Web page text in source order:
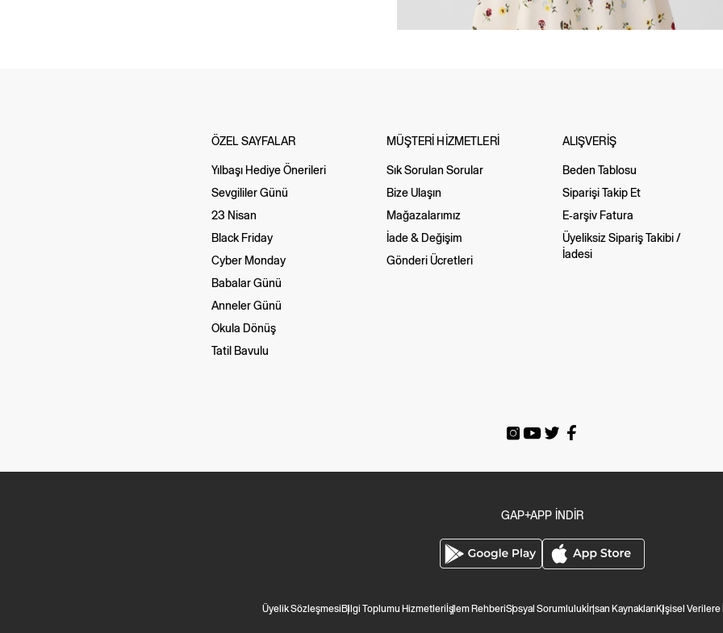
ÖZEL SAYFALAR
Yılbaşı Hediye Önerileri
Sevgililer Günü
23 Nisan
Black Friday
Cyber Monday
Babalar Günü
Anneler Günü
Okula Dönüş
Tatil Bavulu
MÜŞTERİ HİZMETLERİ
Sık Sorulan Sorular
Bize Ulaşın
Mağazalarımız
İade & Değişim
Gönderi Ücretleri
ALIŞVERİŞ
Beden Tablosu
Siparişi Takip Et
E-arşiv Fatura
Üyeliksiz Sipariş Takibi /
İadesi
GAP+APP İNDİR
Üyelik SözleşmesiBilgi Toplumu Hizmetleriİşlem RehberiSosyal Sorumlulukİnsan KaynaklarıKişisel Verilere